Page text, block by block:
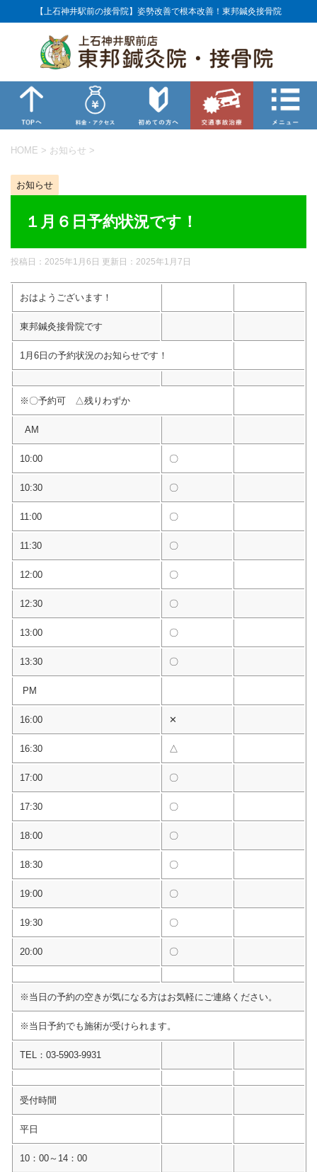
【上石神井駅前の接骨院】姿勢改善で根本改善！東邦鍼灸接骨院
HOME > お知らせ >
お知らせ
１月６日予約状況です！
投稿日：2025年1月6日 更新日： 2025年1月7日
おはようございます！
東邦鍼灸接骨院です
1月6日の予約状況のお知らせです！
※〇予約可 △残りわずか
AM
10:00 〇
10:30 〇
11:00 〇
11:30 〇
12:00 〇
12:30 〇
13:00 〇
13:30 〇
PM
16:00 ✕
16:30 △
17:00 〇
17:30 〇
18:00 〇
18:30 〇
19:00 〇
19:30 〇
20:00 〇
※当日の予約の空きが気になる方はお気軽にご連絡ください。
※当日予約でも施術が受けられます。
TEL：03-5903-9931
受付時間
平日
10：00～14：00